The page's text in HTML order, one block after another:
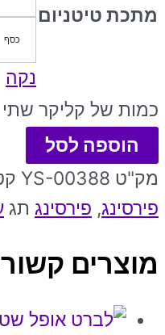
מתכת טיטניום
כסף
נקה
כמות של קליקר שתי
הוספה לסל
מק"ט YS-00388
פירסינג, פירסינג תג
מוצרים